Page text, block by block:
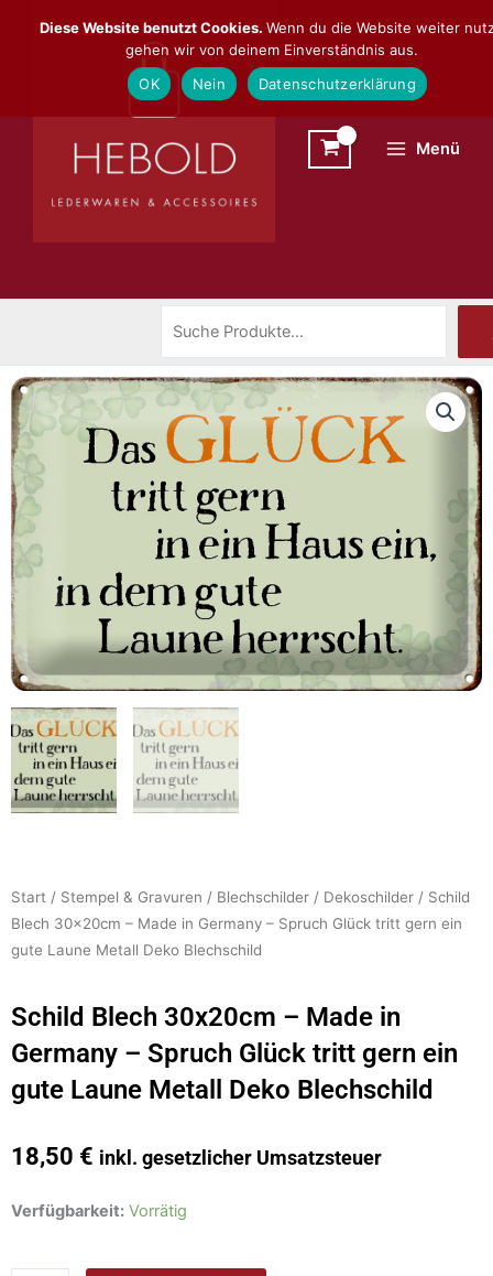
Inhalt
Menü
Start / Stempel & Gravuren / Blechschilder / Dekoschilder / Schild
Blech 30x20cm – Made in Germany – Spruch Glück tritt gern ein
gute Laune Metall Deko Blechschild
Schild Blech 30x20cm – Made in
Germany – Spruch Glück tritt gern ein
gute Laune Metall Deko Blechschild
18,50 € inkl. gesetzlicher Umsatzsteuer
Verfügbarkeit: Vorrätig
Schild
Diese Website benutzt Cookies. Wenn du die Website weiter
gehen wir von deinem Einverständnis aus.
OK
Nein Datenschutzerklärung